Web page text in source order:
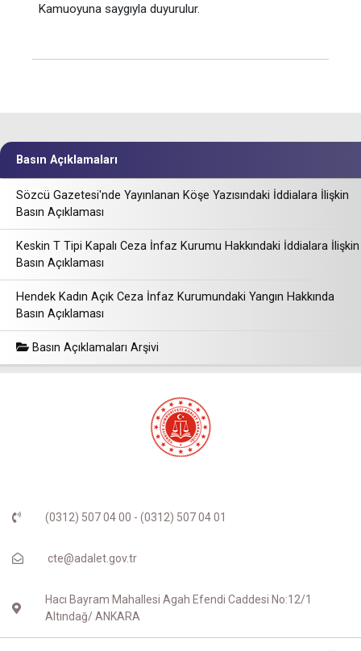
Kamuoyuna saygıyla duyurulur.
Basın Açıklamaları
Sözcü Gazetesi'nde Yayınlanan Köşe Yazısındaki İddialara İlişkin
Basın Açıklaması
Keskin T Tipi Kapalı Ceza İnfaz Kurumu Hakkındaki İddialara İlişkin
Basın Açıklaması
Hendek Kadın Açık Ceza İnfaz Kurumundaki Yangın Hakkında
Basın Açıklaması
Basın Açıklamaları Arşivi
(0312) 507 04 00 - (0312) 507 04 01
cte@adalet.gov.tr
Hacı Bayram Mahallesi Agah Efendi Caddesi No:12/1
Altındağ/ ANKARA